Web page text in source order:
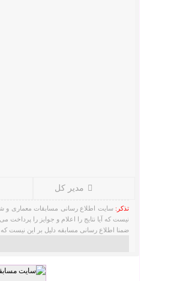
مدیر کل
تذکر: سایت اطلاع رسانی مسابقات معماری و
نیست که آیا نتایج را اعلام و جوایز را
ضمنا اطلاع رسانی مسابقه دلیل بر این نیست